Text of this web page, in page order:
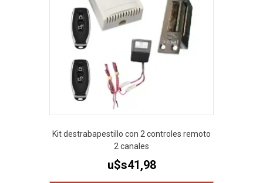
Kit destrabapestillo con 2 controles remoto
2 canales
u$s41,98